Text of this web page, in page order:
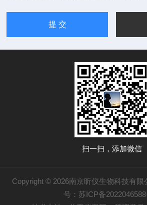
扫一扫，添加微信
Copyright © 2026南京昕仪生物科技有
号：苏ICP备2022046588